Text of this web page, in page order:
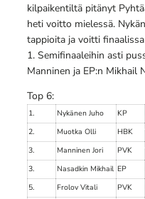
kilpaikentiltä pitänyt
heti voitto mielessä.
tappioita ja voitti
1. Semifinaaleihin asti
Manninen ja EP:n Mikhail
Top 6:
1. Nykänen Juho KP
2.
Muotka Olli HBK
3.
Manninen Jori PVK
3.
Nasadkin Mikhail EP
5.
Frolov Vitali PVK